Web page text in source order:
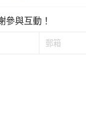
參與互動！